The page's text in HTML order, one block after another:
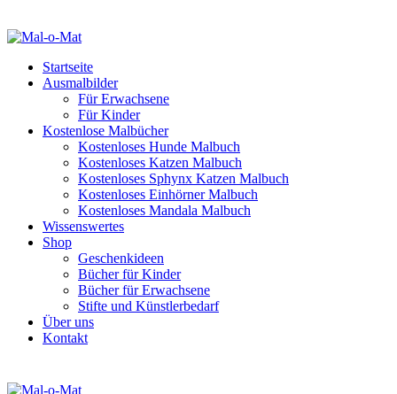
Startseite
Ausmalbilder
Für Erwachsene
Für Kinder
Kostenlose Malbücher
Kostenloses Hunde Malbuch
Kostenloses Katzen Malbuch
Kostenloses Sphynx Katzen Malbuch
Kostenloses Einhörner Malbuch
Kostenloses Mandala Malbuch
Wissenswertes
Shop
Geschenkideen
Bücher für Kinder
Bücher für Erwachsene
Stifte und Künstlerbedarf
Über uns
Kontakt